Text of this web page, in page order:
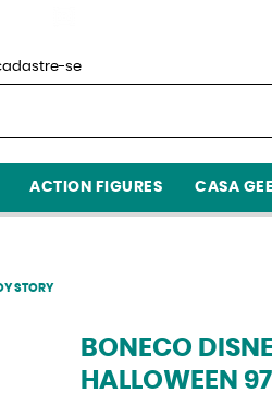
se
ACTION FIGURES CASA
STORY
BONECO
HALLOWEEN